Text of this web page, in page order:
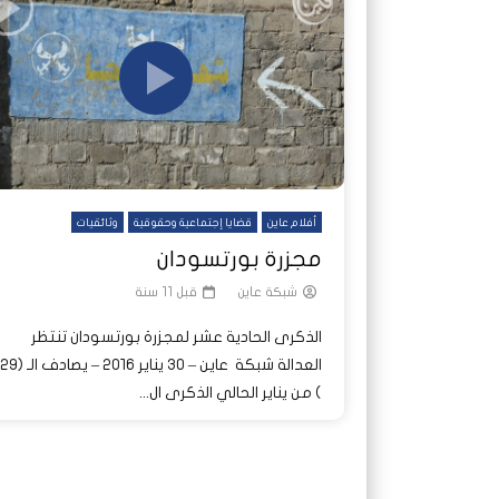
شاهد لاحقاً
عملتان وتطبيق مصرفي واحد.. كيف
تشظى النظام المصرفي في حرب
السودان؟
تصدر
ديون
شاهد لاحقاً
عملتان وتطبيق مصرفي واحد.. كيف
تشظى النظام المصرفي في حرب
السودان؟
هجمات
على
أفلام عاين قضايا إجتماعية وحقوقية وثائقيات
مجزرة بورتسودان
شبكة عاين قبل 11 سنة
الذكرى الحادية عشر لمجزرة بورتسودان تنتظر
العدالة شبكة عاين – ٣٠ يناير ٢٠١٦ – يصادف الـ (٢٩
) من يناير الحالي الذكرى ال...